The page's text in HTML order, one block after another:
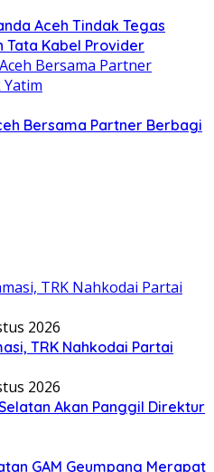
Aceh Tindak Tegas
Tata Kabel Provider
Bersama Partner Berbagi
2026
TRK Nahkodai Partai
2026
Akan Panggil Direktur
GAM Geumpang Merapat